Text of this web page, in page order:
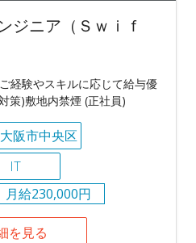
ジニア（Ｓｗｉｆ
経験やスキルに応じて給与優
策)敷地内禁煙 (正社員)
大阪市中央区
IT
月給230,000円
を見る